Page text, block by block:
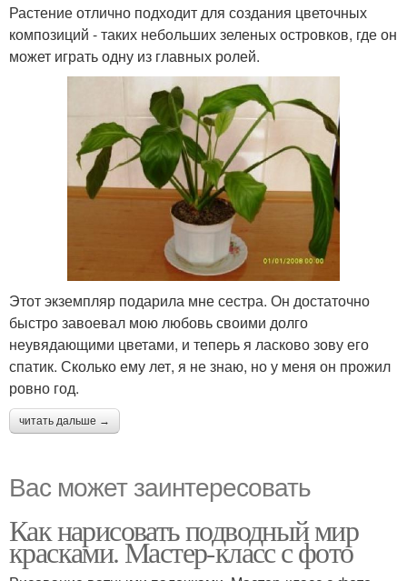
Растение отлично подходит для создания цветочных
композиций - таких небольших зеленых островков, где он
может играть одну из главных ролей.
Этот экземпляр подарила мне сестра. Он достаточно
быстро завоевал мою любовь своими долго
неувядающими цветами, и теперь я ласково зову его
спатик. Сколько ему лет, я не знаю, но у меня он прожил
ровно год.
читать дальше →
Вас может заинтересовать
Как нарисовать подводный мир
красками. Мастер-класс с фото